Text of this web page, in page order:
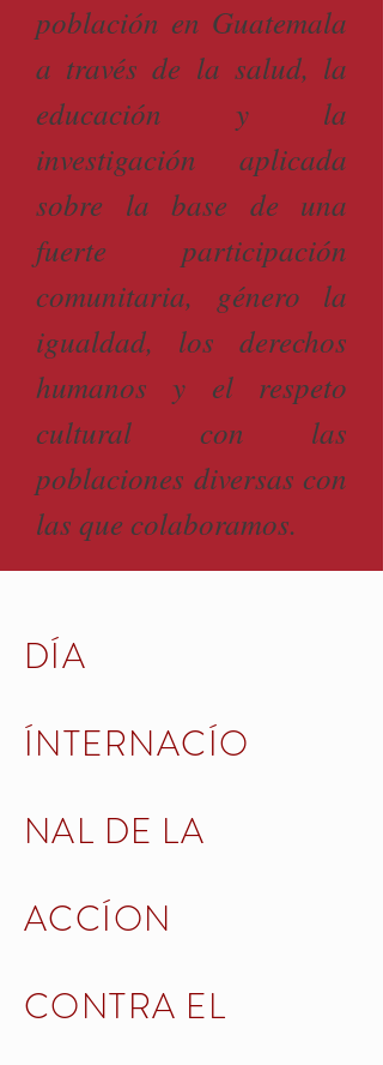
población en Guatemala
a través de la salud, la
educación y la
investigación aplicada
sobre la base de una
fuerte participación
comunitaria, género la
igualdad, los derechos
humanos y el respeto
cultural con las
poblaciones diversas con
las que colaboramos.
DÍA
ÍNTERNACÍO
NAL DE LA
ACCÍON
CONTRA EL